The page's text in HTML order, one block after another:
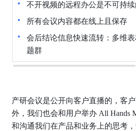
不开视频的远程办公是不可持续
所有会议内容都在线上且保存
会后结论信息快速流转：多维
题群
产研会议是公开向客户直播的，客
外，我们也会和用户举办 All Hands
和沟通我们在产品和业务上的思考